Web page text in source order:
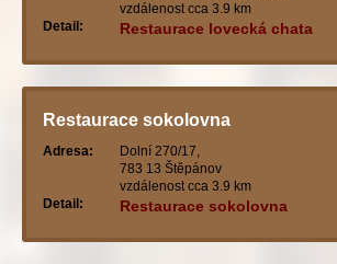
vzdálenost cca 3.9 km
Detail:
Restaurace lovecká chata
Restaurace sokolovna
Adresa:
Dolní 270/17,
783 13 Štěpánov
vzdálenost cca 3.9 km
Detail:
Restaurace sokolovna